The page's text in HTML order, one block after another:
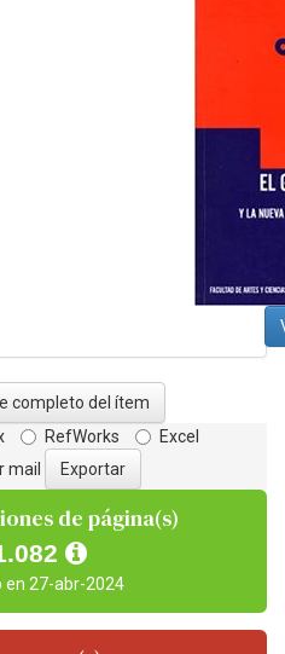
completo del ítem
RefWorks
Excel
mail
de página(s)
en 27-abr-2024